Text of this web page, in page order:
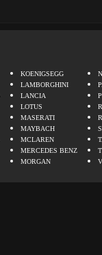
KOENIGSEGG
LAMBORGHINI
LANCIA
LOTUS
MASERATI
MAYBACH
MCLAREN
MERCEDES BENZ
MORGAN